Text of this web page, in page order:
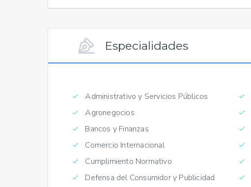
Especialidades
Administrativo y Servicios Públicos
Agronegocios
Bancos y Finanzas
Comercio Internacional
Cumplimiento Normativo
Defensa del Consumidor y Publicidad